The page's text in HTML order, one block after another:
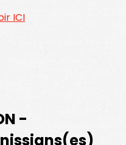
ICI
-